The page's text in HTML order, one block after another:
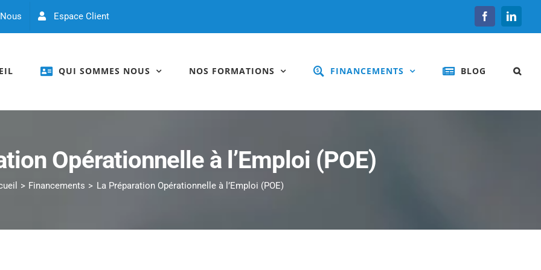
Espace Client Facebook
QUI SOMMES NOUS NOS FORMATIONS FINANCEMENTS BLOG
Opérationnelle à l’Emploi (POE)
Financements La Préparation Opérationnelle à l’Emploi (POE)